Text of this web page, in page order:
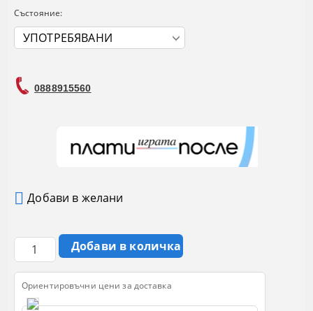
Състояние:
0888915560
Добави в желани
Ориентировъчни цени за доставка